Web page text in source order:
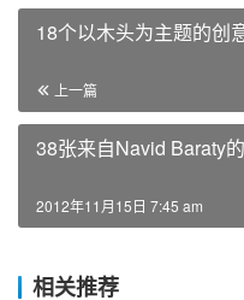
18个以木头为主题的创
上一篇
38张来自Navid Baraty
2012年11月15日 7:45 am
相关推荐